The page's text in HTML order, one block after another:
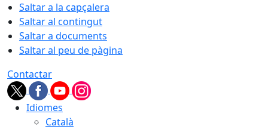
Saltar a la capçalera
Saltar al contingut
Saltar a documents
Saltar al peu de pàgina
Contactar
Idiomes
Català